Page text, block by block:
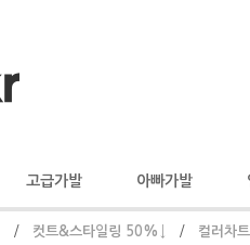
고급가발 아빠가발
/ 컷트&스타일링 50%↓ / 컬러차트